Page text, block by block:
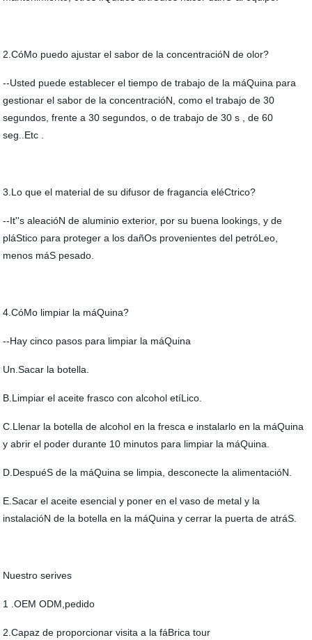
2.CóMo puedo ajustar el sabor de la concentracióN de olor?
--Usted puede establecer el tiempo de trabajo de la máQuina para
gestionar el sabor de la concentracióN, como el trabajo de 30
segundos, frente a 30 segundos, o de trabajo de 30 s , de 60
seg..Etc .
3.Lo que el material de su difusor de fragancia eléCtrico?
--It''s aleacióN de aluminio exterior, por su buena lookings, y de
pláStico para proteger a los dañOs provenientes del petróLeo,
menos máS pesado.
4.CóMo limpiar la máQuina?
--Hay cinco pasos para limpiar la máQuina
Un.Sacar la botella.
B.Limpiar el aceite frasco con alcohol etíLico.
C.Llenar la botella de alcohol en la fresca e instalarlo en la máQuina
y abrir el poder durante 10 minutos para limpiar la máQuina.
D.DespuéS de la máQuina se limpia, desconecte la alimentacióN.
E.Sacar el aceite esencial y poner en el vaso de metal y la
instalacióN de la botella en la máQuina y cerrar la puerta de atráS.
Nuestro serives
1 .OEM ODM,pedido
2.Capaz de proporcionar visita a la fáBrica tour